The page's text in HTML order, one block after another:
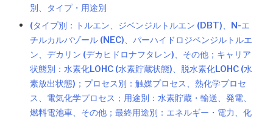
別、タイプ・用途別
(タイプ別：トルエン、ジベンジルトルエン (DBT)、N-エ
チルカルバゾール (NEC)、パーハイドロジベンジルトルエ
ン、デカリン (デカヒドロナフタレン)、その他；キャリア
状態別：水素化LOHC (水素貯蔵状態)、脱水素化LOHC (水
素放出状態)；プロセス別：触媒プロセス、熱化学プロセ
ス、電気化学プロセス；用途別：水素貯蔵・輸送、発電、
燃料電池車、その他；最終用途別：エネルギー・電力、化